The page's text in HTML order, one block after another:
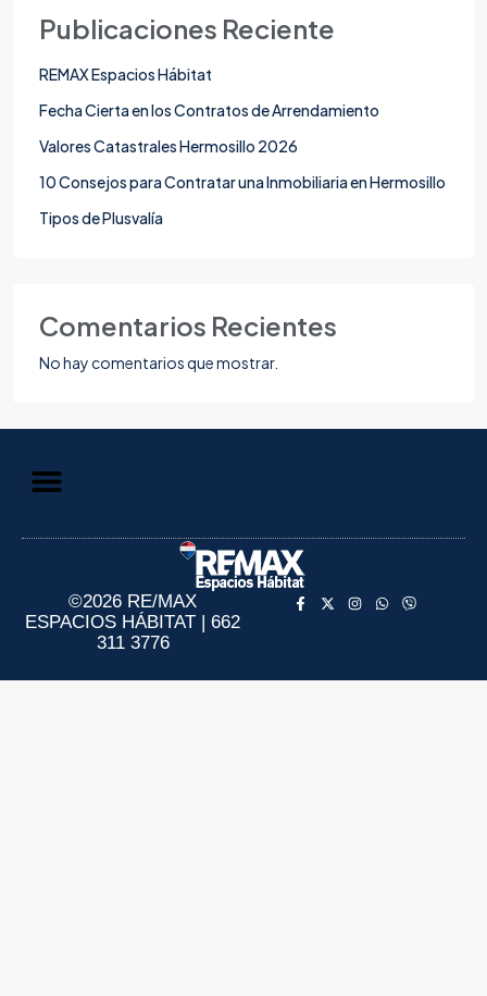
Publicaciones Reciente
REMAX Espacios Hábitat
Fecha Cierta en los Contratos de Arrendamiento
Valores Catastrales Hermosillo 2026
10 Consejos para Contratar una Inmobiliaria en Hermosillo
Tipos de Plusvalía
Comentarios Recientes
No hay comentarios que mostrar.
©2026 RE/MAX
ESPACIOS HÁBITAT | 662
311 3776